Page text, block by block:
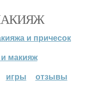
и причесок
и макияж
игры отзывы